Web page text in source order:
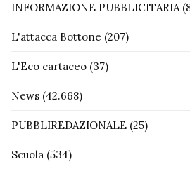
INFORMAZIONE PUBBLICITARIA
L'attacca Bottone (207)
L'Eco cartaceo (37)
News (42.668)
PUBBLIREDAZIONALE (25)
Scuola (534)